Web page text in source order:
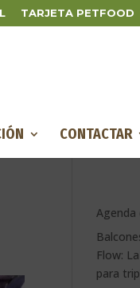
TARJETA PETFOOD
CONTACTAR
Agenda
Flow:
para